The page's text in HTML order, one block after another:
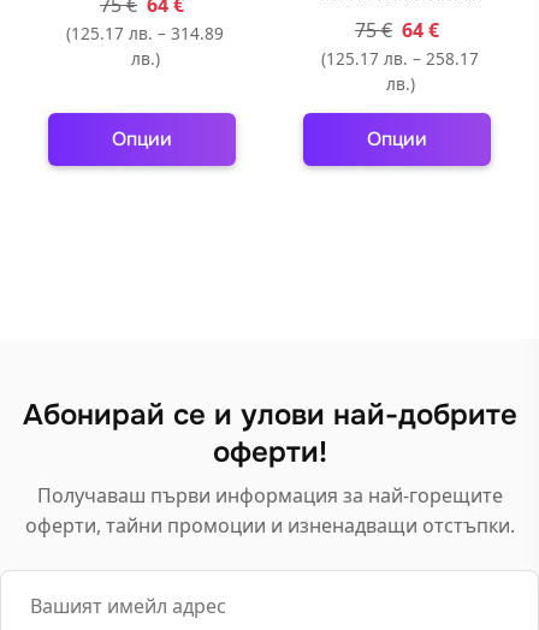
(125.17 лв. – 314.89
лв.)
Опции
This
be
the
product
page
75€ 64€
(125.17 лв. – 258.17
лв.)
Опции
This
be
the
product
page
Абонирай се и улови най-добрите
оферти!
Получаваш първи информация за най-горещите
оферти, тайни промоции и изненадващи отстъпки.
Email